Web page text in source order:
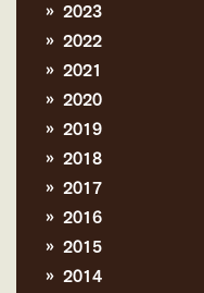
2023
2022
2021
2020
2019
2018
2017
2016
2015
2014